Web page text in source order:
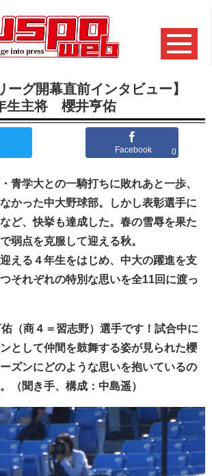
ーグ開幕直前インタビュー】
生主将 櫻井亨佑
Facebook 0
青学大との一騎打ちに敗れあと一歩、
かった中大野球部。しかし表彰選手に
ど、快挙も達成した。春の雪辱を果た
弱点を克服して迎える秋。
える４年生をはじめ、中大の躍進を支
それぞれの特別な思いを全11回に渡っ
（商４＝習志野）選手です！試合中に
として仲間を鼓舞する姿が見られた櫻
ズンにどのような思いを抱いているの
（聞き手、構成：中島遥）